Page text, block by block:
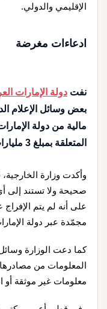
الإقليمي والدولي.
ادعاءات مغرضة
نفت دولة الإمارات
بعض وسائل الإعلام
مالية من دولة
المتعلقة بمبلغ 3 مليارات دولار.
وأكدت وزارة
صحيحة ولا تستند إلى
على أنه لم يتم الإفراج
مجمّدة عبر دولة
كما دعت الوزارة
المعلومات من
معلومات غير موثقة أو